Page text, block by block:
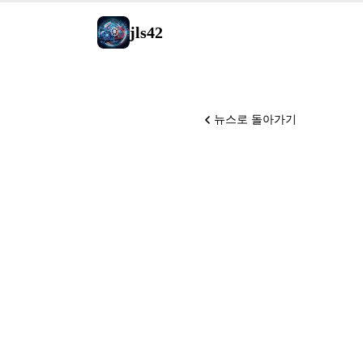
jls42
뉴스로 돌아가기